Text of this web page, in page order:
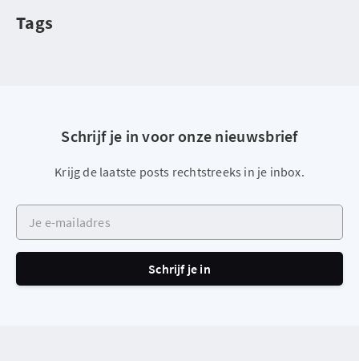
Tags
Schrijf je in voor onze nieuwsbrief
Krijg de laatste posts rechtstreeks in je inbox.
Je e-mailadres
Schrijf je in